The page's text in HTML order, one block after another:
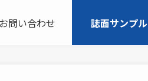
お問い合わせ 誌面サンプル